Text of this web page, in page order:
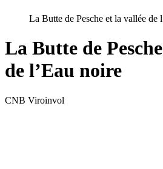
La Butte de Pesche et la vallée de
La Butte de
de l’Eau noire
CNB Viroinvol